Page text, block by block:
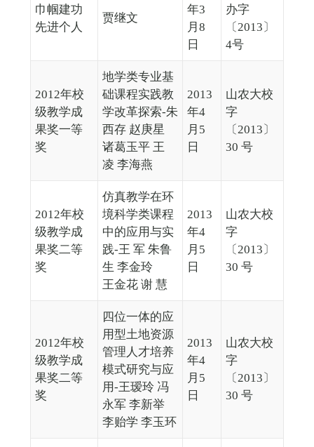
巾帼建功
先进个人
贾继文
年3
月8
日
办字
〔2013〕
4号
2012年校
级教学成
果奖一等
奖
地学类专业基
础课程实践教
学改革探索-朱
西存 赵庚星
诸葛玉平 王
凌 李海燕
2013
年4
月5
日
山农大校
字
〔2013〕
30 号
2012年校
级教学成
果奖二等
奖
仿真教学在环
境科学类课程
中的应用与实
践-王 军 朱鲁
生 李金玲
王金花 谢 慧
2013
年4
月5
日
山农大校
字
〔2013〕
30 号
2012年校
级教学成
果奖二等
奖
四位一体的应
用型土地资源
管理人才培养
模式研究与应
用-王瑷玲 冯
永军 李新举
李贻学 李玉环
2013
年4
月5
日
山农大校
字
〔2013〕
30 号